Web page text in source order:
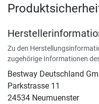
Zu den
zugehörige Informationen
Bestway Deutschland
Parkstrasse 11
24534 Neumuenster